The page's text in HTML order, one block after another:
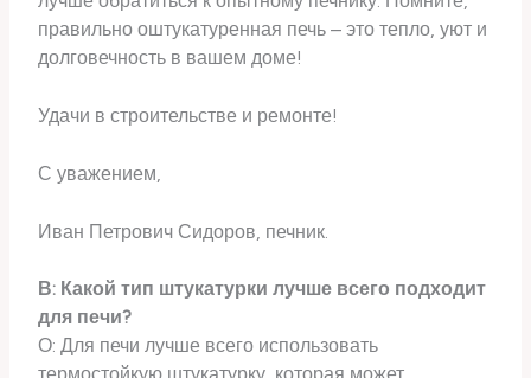
правильно оштукатуренная печь – это тепло, уют и
долговечность в вашем доме!
Удачи в строительстве и ремонте!
С уважением,
Иван Петрович Сидоров, печник.
В: Какой тип штукатурки лучше всего подходит
для печи?
О: Для печи лучше всего использовать